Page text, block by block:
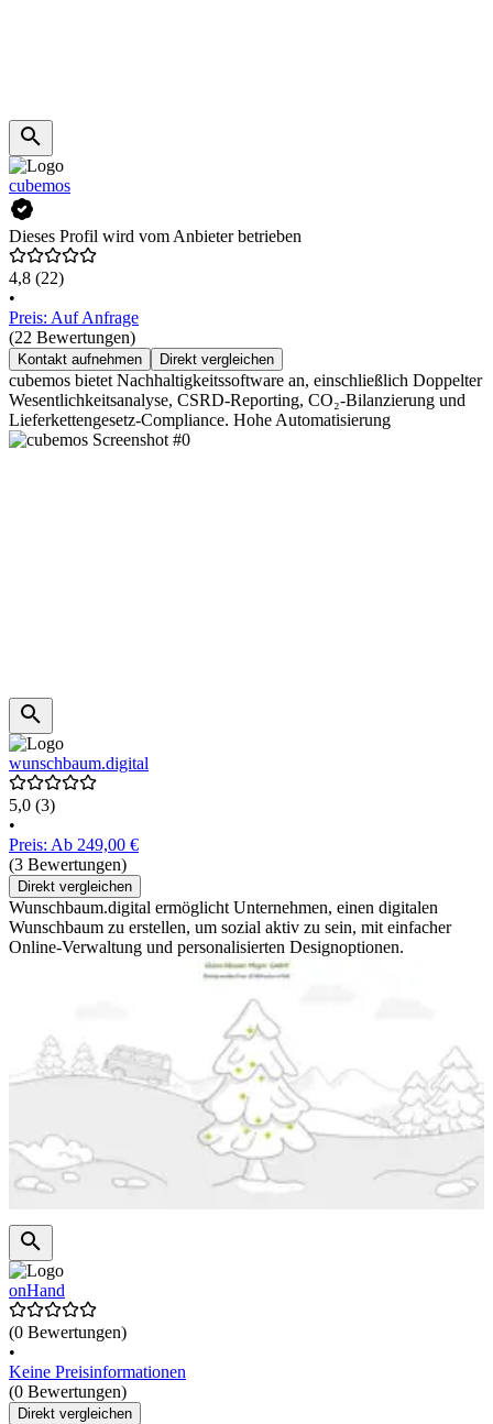
cubemos
Dieses Profil wird vom Anbieter betrieben
4,8 (22)
•
Preis: Auf Anfrage
(22 Bewertungen)
Kontakt aufnehmen Direkt vergleichen
cubemos bietet Nachhaltigkeitssoftware an, einschließlich Doppelter
Wesentlichkeitsanalyse, CSRD-Reporting, CO₂-Bilanzierung und
Lieferkettengesetz-Compliance. Hohe Automatisierung
wunschbaum.digital
5,0 (3)
•
Preis: Ab 249,00 €
(3 Bewertungen)
Direkt vergleichen
Wunschbaum.digital ermöglicht Unternehmen, einen digitalen
Wunschbaum zu erstellen, um sozial aktiv zu sein, mit einfacher
Online-Verwaltung und personalisierten Designoptionen.
onHand
(0 Bewertungen)
•
Keine Preisinformationen
(0 Bewertungen)
Direkt vergleichen